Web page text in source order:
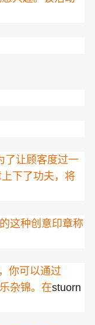
了让顾客度过一
下了功夫，将
这种创意印章称
你可以通过
杂锦。在stuorn